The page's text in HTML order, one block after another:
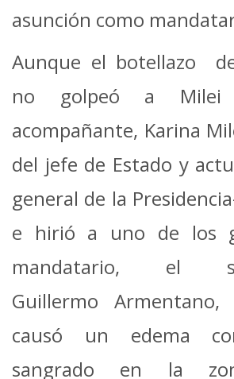
asunción como
Aunque el botellazo
no golpeó a
acompañante, Karina
del jefe de Estado y
general de la
e hirió a uno de los
mandatario, el
Guillermo
causó un edema
sangrado en la